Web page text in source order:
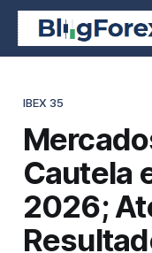
IBEX 35
Cautela
2026;